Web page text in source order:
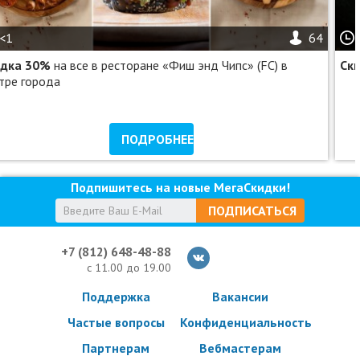
Время работы: ежедневно: с 09:00 до 22:00.
Услуги (товары) предоставляются ООО «КС РЕСУРС», ОГРН
1167847445380
<1
64
30% на все в ресторане «Фиш энд Чипс» (FC) в
города
ПОДРОБНЕЕ
Подпишитесь на новые МегаСкидки!
ПОДПИСАТЬСЯ
+7 (812) 648-48-88
с 11.00 до 19.00
Поддержка
Частые вопросы
Партнерам
Вакансии
Конфиденциальность
Вебмастерам